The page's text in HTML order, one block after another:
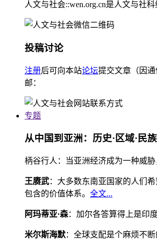
人文与社会::wen.org.cn是人文与社
投稿讨论
注册后可向本站论坛提交文章（因
邮：
专题
从中国到亚洲：历史·区域·民族
柄谷行人：当亚洲经济成为一种威
王赓武：大多数东南亚国家的人们
包含的价值体系。 全文...
阿玛蒂亚·森：加尔各答算得上是印
米尔斯海默：全球支配是个麻烦不